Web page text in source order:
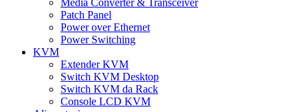
Media Converter & Transceiver
Patch Panel
Power over Ethernet
Power Switching
KVM
Extender KVM
Switch KVM Desktop
Switch KVM da Rack
Console LCD KVM